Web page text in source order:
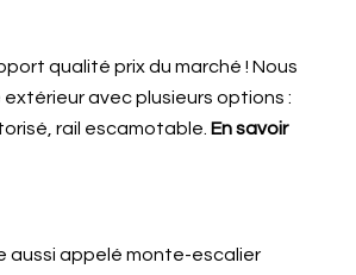
qualité prix du marché ! Nous
avec plusieurs options :
rail escamotable. En savoir
aussi appelé monte-escalier